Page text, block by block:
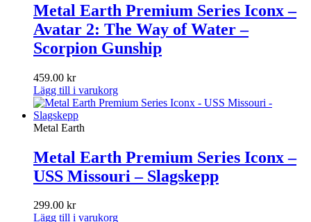
Metal Earth Premium Series Iconx –
Avatar 2: The Way of Water –
Scorpion Gunship
459.00 kr
Lägg till i varukorg
Metal Earth
Metal Earth Premium Series Iconx –
USS Missouri – Slagskepp
299.00 kr
Lägg till i varukorg